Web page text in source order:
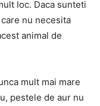
loc. Daca sunteti
nu necesita
animal de
mult mai mare
pestele de aur nu